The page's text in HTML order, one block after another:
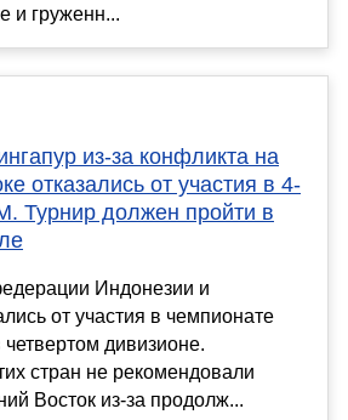
и груженн...
из-за конфликта на
отказались от участия в 4-
Турнир должен пройти в
Индонезии и
от участия в чемпионате
дивизионе.
стран не рекомендовали
Восток из-за продолж...